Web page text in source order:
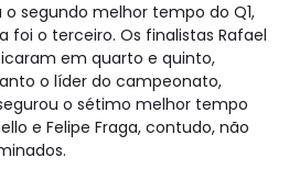
segundo melhor tempo do Q1,
foi o terceiro. Os finalistas Rafael
em quarto e quinto,
o líder do campeonato,
o sétimo melhor tempo
e Felipe Fraga, contudo, não